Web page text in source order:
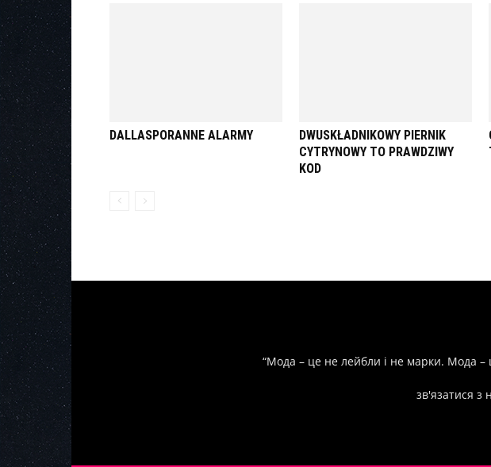
DALLASPORANNE ALARMY
DWUSKŁADNIKOWY PIERNIK
CYTRYNOWY TO PRAWDZIWY
KOD
“Мода – це не лейбли і не марки. Мода –
зв'язатися з